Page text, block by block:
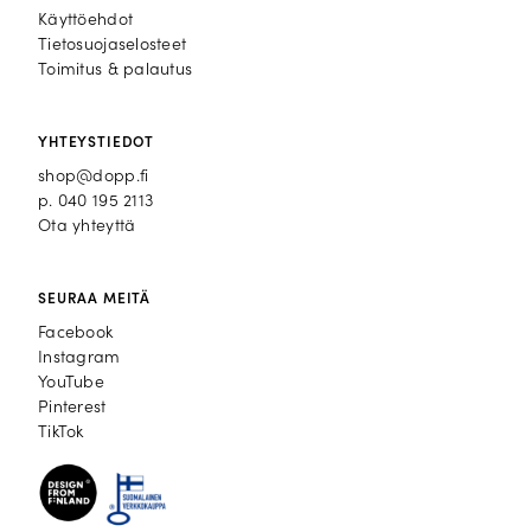
Käyttöehdot
Tietosuojaselosteet
Toimitus & palautus
YHTEYSTIEDOT
shop@dopp.fi
p. 040 195 2113
Ota yhteyttä
SEURAA MEITÄ
Facebook
Facebook
Instagram
Instagram
YouTube
YouTube
Pinterest
Pinterest
TikTok
TikTok